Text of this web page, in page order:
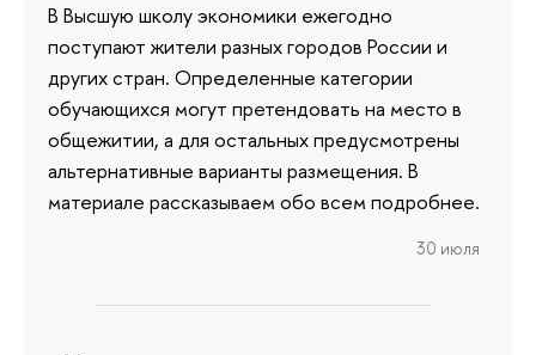
В Высшую школу экономики ежегодно
поступают жители разных городов России и
других стран. Определенные категории
обучающихся могут претендовать на место в
общежитии, а для остальных предусмотрены
альтернативные варианты размещения. В
материале рассказываем обо всем подробнее.
30 июля